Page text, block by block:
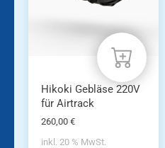
Hikoki Gebläse 220V
für Airtrack
260,00 €
inkl. 20 % MwSt.